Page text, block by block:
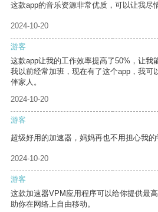
这款app的音乐资源非常优质，可以让我尽
2024-10-20
游客
这款app让我的工作效率提高了50%，让我
我以前经常加班，现在有了这个app，我可
伴家人。
2024-10-20
游客
超级好用的加速器，妈妈再也不用担心我的
2024-10-20
游客
这款加速器VPM应用程序可以给你提供最
助你在网络上自由移动。